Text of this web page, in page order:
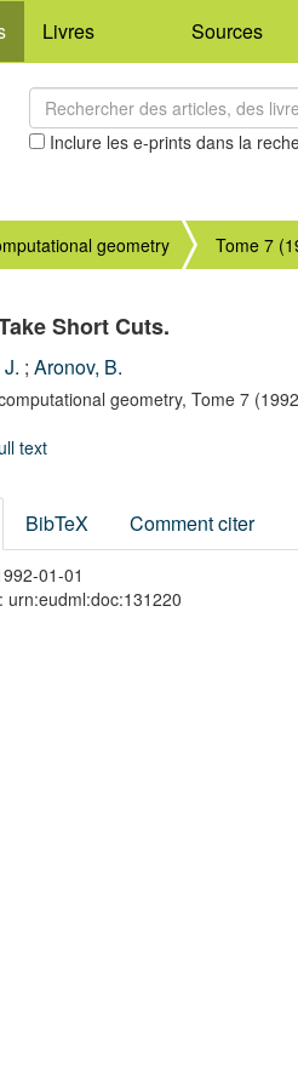
Livres Sources
Inclure les e-prints dans la
geometry Tome 7
Short Cuts.
; Aronov, B.
geometry, Tome 7
text
BibTeX Comment citer
01-01
urn:eudml:doc:131220